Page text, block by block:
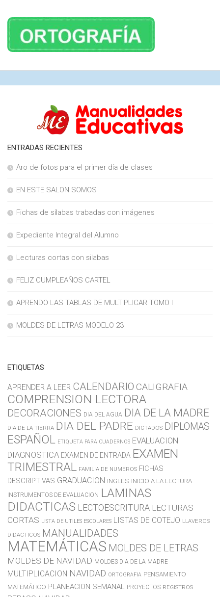
ENTRADAS RECIENTES
Aro de fotos para el primer día de clases
EN ESTE SALON SOMOS
Fichas de sílabas trabadas con imágenes
Expediente Integral del Alumno
Lecturas cortas con silabas
FELIZ CUMPLEAÑOS CARTEL
APRENDO LAS TABLAS DE MULTIPLICAR TOMO I
MOLDES DE LETRAS MODELO 23
ETIQUETAS
APRENDER A LEER CALENDARIO CALIGRAFIA
COMPRENSION LECTORA
DECORACIONES DIA DEL AGUA DIA DE LA MADRE
DIA DE LA TIERRA DIA DEL PADRE DICTADOS DIPLOMAS
ESPAÑOL ETIQUETA PARA CUADERNOS EVALUACION
DIAGNOSTICA EXAMEN DE ENTRADA EXAMEN
TRIMESTRAL FAMILIA DE NUMEROS FICHAS
DESCRIPTIVAS GRADUACION INGLES INICIO A LA LECTURA
INSTRUMENTOS DE EVALUACION LAMINAS
DIDACTICAS LECTOESCRITURA LECTURAS
CORTAS LISTA DE UTILES ESCOLARES LISTAS DE COTEJO LLAVEROS
DIDACTICOS MANUALIDADES
MATEMÁTICAS MOLDES DE LETRAS
MOLDES DE NAVIDAD MOLDES DIA DE LA MADRE
MULTIPLICACION NAVIDAD ORTOGRAFIA PENSAMIENTO
MATEMÁTICO PLANEACION SEMANAL PROYECTOS REGISTROS